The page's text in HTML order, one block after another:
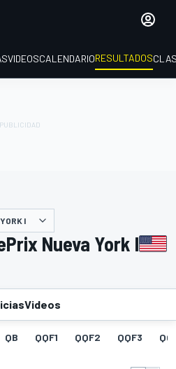
VIDEOSCALENDARIORESULTADOS
I
Nueva York I
Videos
QB QQF1 QQF2 QQF3